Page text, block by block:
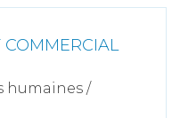
COMMERCIAL
humaines /